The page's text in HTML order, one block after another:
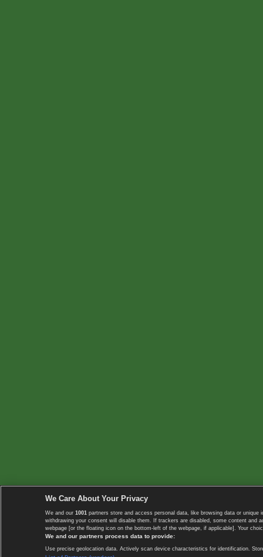
We Care About Your Privacy
We and our 1001 partners store and access personal data, like browsing data or
withdrawing your consent will disable them. If trackers are disabled, some content
webpage [or the floating icon on the bottom-left of the webpage, if applicable]. Your
We and our partners process data to provide:
Use precise geolocation data. Actively scan device characteristics for identification.